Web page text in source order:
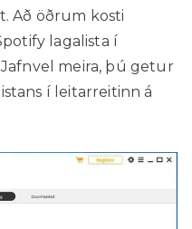
Að öðrum kosti
lagalista í
meira, þú getur
í leitarreitinn á